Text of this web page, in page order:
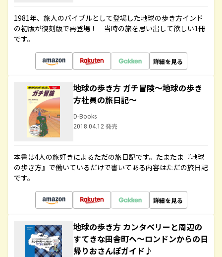
1981年、旅人のバイブルとして登場した地球の歩き方インド
の初版が復刻版で再登場！ 当時の旅を思い出して欲しい1冊
です。
詳細を見る
地球の歩き方 ガチ冒険～地球の歩き
方社員の旅日記～
D-Books
2018.04.12 発売
本書は4人の旅好きによるただの旅日記です。たまたま『地球
の歩き方』で働いているだけで書いてある内容はただの旅日記
です。
詳細を見る
地球の歩き方 カンタベリーと周辺の
すてきな田舎町へ～ロンドンからの日
帰りおさんぽガイド♪